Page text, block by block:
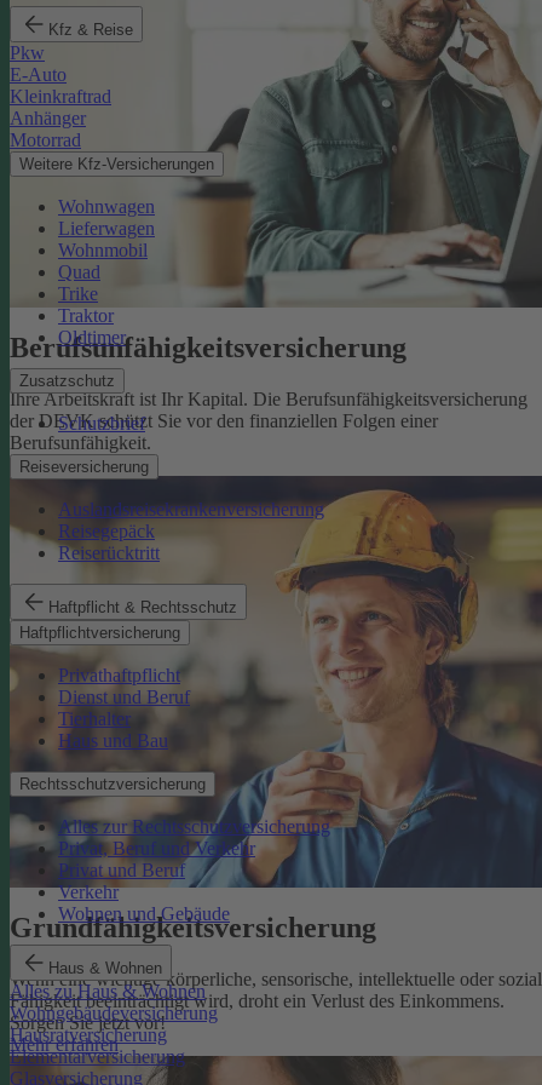
Kfz & Reise
Pkw
E-Auto
Kleinkraftrad
Anhänger
Motorrad
Weitere Kfz-Versicherungen
Wohnwagen
Lieferwagen
Wohnmobil
Quad
Trike
Traktor
Oldtimer
Zusatzschutz
Schutzbrief
Reiseversicherung
Auslandsreisekrankenversicherung
Reisegepäck
Reiserücktritt
Haftpflicht & Rechtsschutz
Haftpflichtversicherung
Privathaftpflicht
Dienst und Beruf
Tierhalter
Haus und Bau
Rechtsschutzversicherung
Alles zur Rechtsschutzversicherung
Privat, Beruf und Verkehr
Privat und Beruf
Verkehr
Wohnen und Gebäude
Haus & Wohnen
Alles zu Haus & Wohnen
Wohngebäudeversicherung
Hausratversicherung
Elementarversicherung
Glasversicherung
Berufsunfähigkeits­versicherung
Ihre Arbeitskraft ist Ihr Kapital. Die Berufsunfähigkeitsversicherung
der DEVK schützt Sie vor den finanziellen Folgen einer
Berufsunfähigkeit.
Mehr erfahren
Grundfähigkeits­versicherung
Wenn eine wichtige körperliche, sensorische, intellektuelle oder
Fähigkeit beeinträchtigt wird, droht ein Verlust des Einkommens.
Sorgen Sie jetzt vor!
Mehr erfahren